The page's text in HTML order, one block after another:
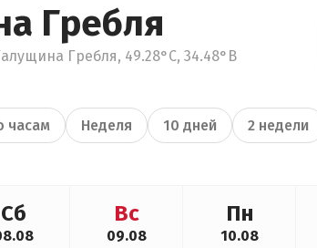
Гребля
Гребля, 49.28°С, 34.48°В
часам Неделя 10 дней 2 недели
Сб Вс
09.08
Пн
10.08